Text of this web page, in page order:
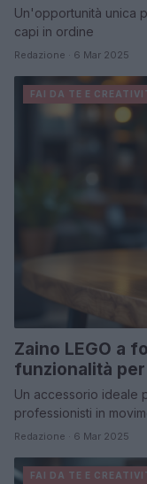
Un'opportunità unica
capi in ordine
Redazione · 6 Mar 2025
FAI DA TE E
Zaino LEGO a
funzionalità
Un accessorio ideale
professionisti in
Redazione · 6 Mar 2025
FAI DA TE E